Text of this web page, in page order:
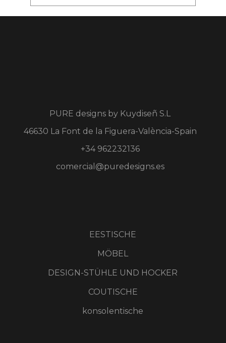
PURE designs by Kuydiseñ S.L
46630 La Font de la Figuera-València-Spain
+34 962232136
comercial@puredesigns.es
EESTISCHE
MÖBEL
DESIGN-STÜHLE UND HOCKER
COUTISCHE
konsolentische